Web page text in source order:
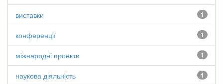
1
виставки
1
конференції
1
міжнародні проекти
1
наукова діяльність